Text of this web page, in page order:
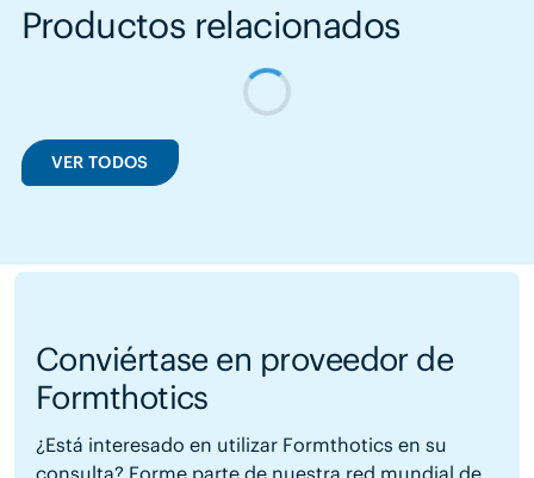
Productos relacionados
VER TODOS
Conviértase en proveedor de
Formthotics
¿Está interesado en utilizar Formthotics en su
consulta? Forme parte de nuestra red mundial de